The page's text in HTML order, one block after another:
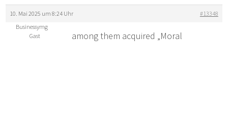
10. Mai 2025 um 8:24 Uhr
#13348
Businessymg
Gast
among them acquired „Moral